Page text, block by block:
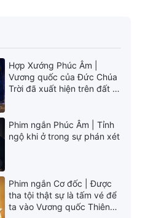
Hợp Xướng Phúc Âm |
Vương quốc của Đức Chúa
Trời đã xuất hiện trên đất |
Phim ngắn Phúc Âm | Tỉnh
ngộ khi ở trong sự phán xét
Phim ngắn Cơ đốc | Được
tha tội thật sự là tấm vé để
ta vào Vương quốc Thiên